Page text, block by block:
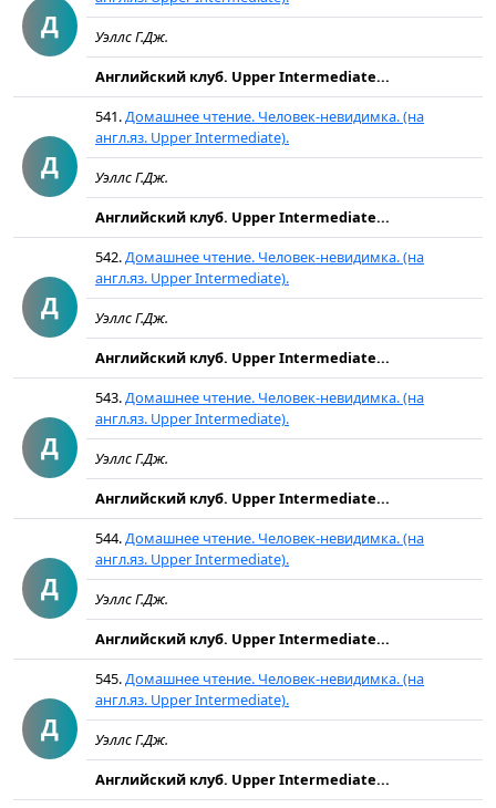
Д
Уэллс Г.Дж.
Английский клуб. Upper Intermediate...
Д
541.Домашнее чтение. Человек-невидимка. (на
англ.яз. Upper Intermediate).
Уэллс Г.Дж.
Английский клуб. Upper Intermediate...
Д
542.Домашнее чтение. Человек-невидимка. (на
англ.яз. Upper Intermediate).
Уэллс Г.Дж.
Английский клуб. Upper Intermediate...
Д
543.Домашнее чтение. Человек-невидимка. (на
англ.яз. Upper Intermediate).
Уэллс Г.Дж.
Английский клуб. Upper Intermediate...
Д
544.Домашнее чтение. Человек-невидимка. (на
англ.яз. Upper Intermediate).
Уэллс Г.Дж.
Английский клуб. Upper Intermediate...
Д
545.Домашнее чтение. Человек-невидимка. (на
англ.яз. Upper Intermediate).
Уэллс Г.Дж.
Английский клуб. Upper Intermediate...